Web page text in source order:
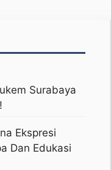
Surabaya
Ekspresi
Dan Edukasi